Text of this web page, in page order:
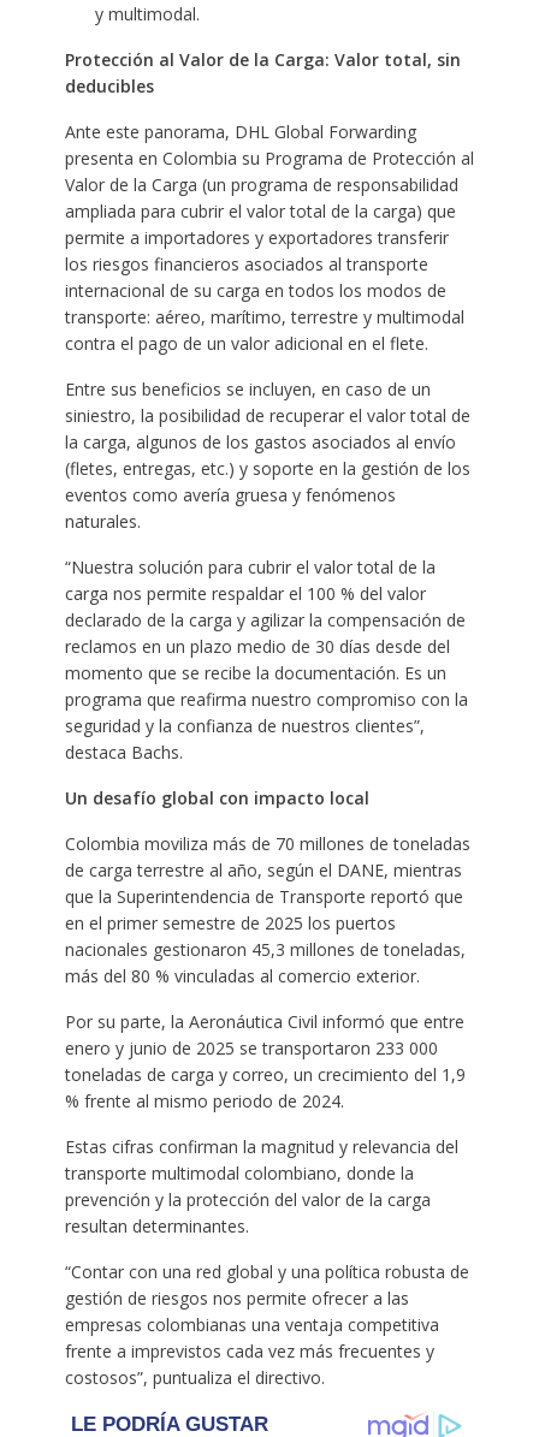
y multimodal.
Protección al Valor de la Carga: Valor total, sin
deducibles
Ante este panorama, DHL Global Forwarding
presenta en Colombia su Programa de Protección al
Valor de la Carga (un programa de responsabilidad
ampliada para cubrir el valor total de la carga) que
permite a importadores y exportadores transferir
los riesgos financieros asociados al transporte
internacional de su carga en todos los modos de
transporte: aéreo, marítimo, terrestre y multimodal
contra el pago de un valor adicional en el flete.
Entre sus beneficios se incluyen, en caso de un
siniestro, la posibilidad de recuperar el valor total de
la carga, algunos de los gastos asociados al envío
(fletes, entregas, etc.) y soporte en la gestión de los
eventos como avería gruesa y fenómenos
naturales.
“Nuestra solución para cubrir el valor total de la
carga nos permite respaldar el 100 % del valor
declarado de la carga y agilizar la compensación de
reclamos en un plazo medio de 30 días desde del
momento que se recibe la documentación. Es un
programa que reafirma nuestro compromiso con la
seguridad y la confianza de nuestros clientes”,
destaca Bachs.
Un desafío global con impacto local
Colombia moviliza más de 70 millones de toneladas
de carga terrestre al año, según el DANE, mientras
que la Superintendencia de Transporte reportó que
en el primer semestre de 2025 los puertos
nacionales gestionaron 45,3 millones de toneladas,
más del 80 % vinculadas al comercio exterior.
Por su parte, la Aeronáutica Civil informó que entre
enero y junio de 2025 se transportaron 233 000
toneladas de carga y correo, un crecimiento del 1,9
% frente al mismo periodo de 2024.
Estas cifras confirman la magnitud y relevancia del
transporte multimodal colombiano, donde la
prevención y la protección del valor de la carga
resultan determinantes.
“Contar con una red global y una política robusta de
gestión de riesgos nos permite ofrecer a las
empresas colombianas una ventaja competitiva
frente a imprevistos cada vez más frecuentes y
costosos”, puntualiza el directivo.